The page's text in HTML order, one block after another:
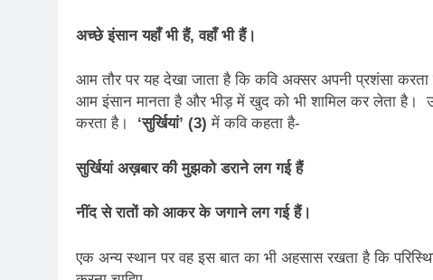
अच्छे इंसान यहाँ भी हैं, वहाँ भी हैं।
आम तौर पर यह देखा जाता है कि कवि अक्सर अपनी प्रशंसा
आम इंसान मानता है और भीड़ में खुद को भी शामिल कर लेता है।
करता है। ‘सुर्खियां’ (3) में कवि कहता है-
सुर्खियां अख़बार की मुझको डराने लग गई हैं
नींद से रातों को आकर के जगाने लग गई हैं।
एक अन्य स्थान पर वह इस बात का भी अहसास रखता है कि